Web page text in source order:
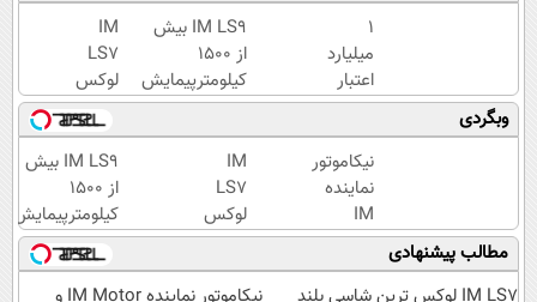
۱
میلیارد
اعتبار
خرید
طلا |
بدون
ضامن
و چک
IM LS9 بیش
از 1500
کیلومترپیمایش
با یکبار شارژ
IM
LS7
لوکس
ترین
شاسی
بلند
برقی
ایران
وبگردی
نیکاموتور
نماینده
IM
Motor و
Lynk&Co
در ایران
IM
LS7
لوکس
ترین
شاسی
بلند
IM LS9 بیش
از 1500
کیلومترپیمایش
با یکبار شارژ
مطالب پیشنهادی